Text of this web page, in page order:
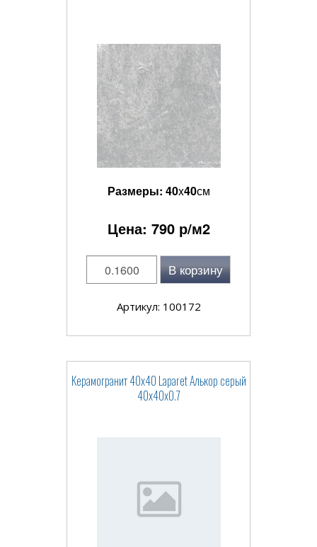
Размеры: 40x40см
Цена: 790р/м2
В корзину
Артикул: 100172
Керамогранит 40x40 Laparet Алькор серый
40х40x0.7